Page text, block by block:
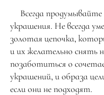
Всегда продумывайте
украшения. Не всегда
золотая цепочка,
и их желательно снять
позаботиться о
украшений, и образа
если они не подходят.